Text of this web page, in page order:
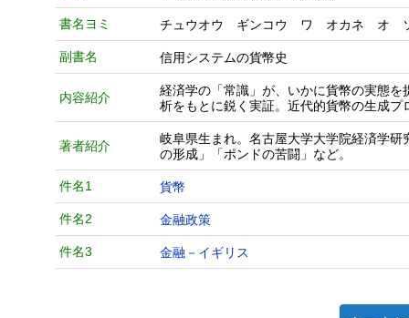
書名ヨミ チュウオウ ギンコウ ワ オカネ オ
副書名 信用システムの貨幣史
内容紹介
経済学の「常識」が、いかに貨幣の実態
析をもとに鋭く実証。近代的貨幣の生成
著者紹介
岐阜県生まれ。名古屋大学大学院経済学
の形成」「ポンドの苦闘」など。
件名1 貨幣
件名2 金融政策
件名3 金融－イギリス